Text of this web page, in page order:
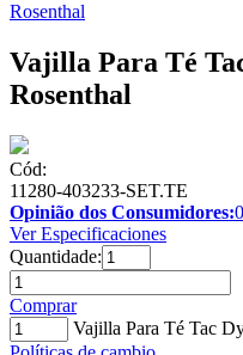
Rosenthal
Vajilla Para Té
Rosenthal
Cód:
11280-403233-SET.TE
Opinião dos Consumidores:0
Ver Especificaciones
Quantidade:
Comprar
Vajilla Para Té Tac